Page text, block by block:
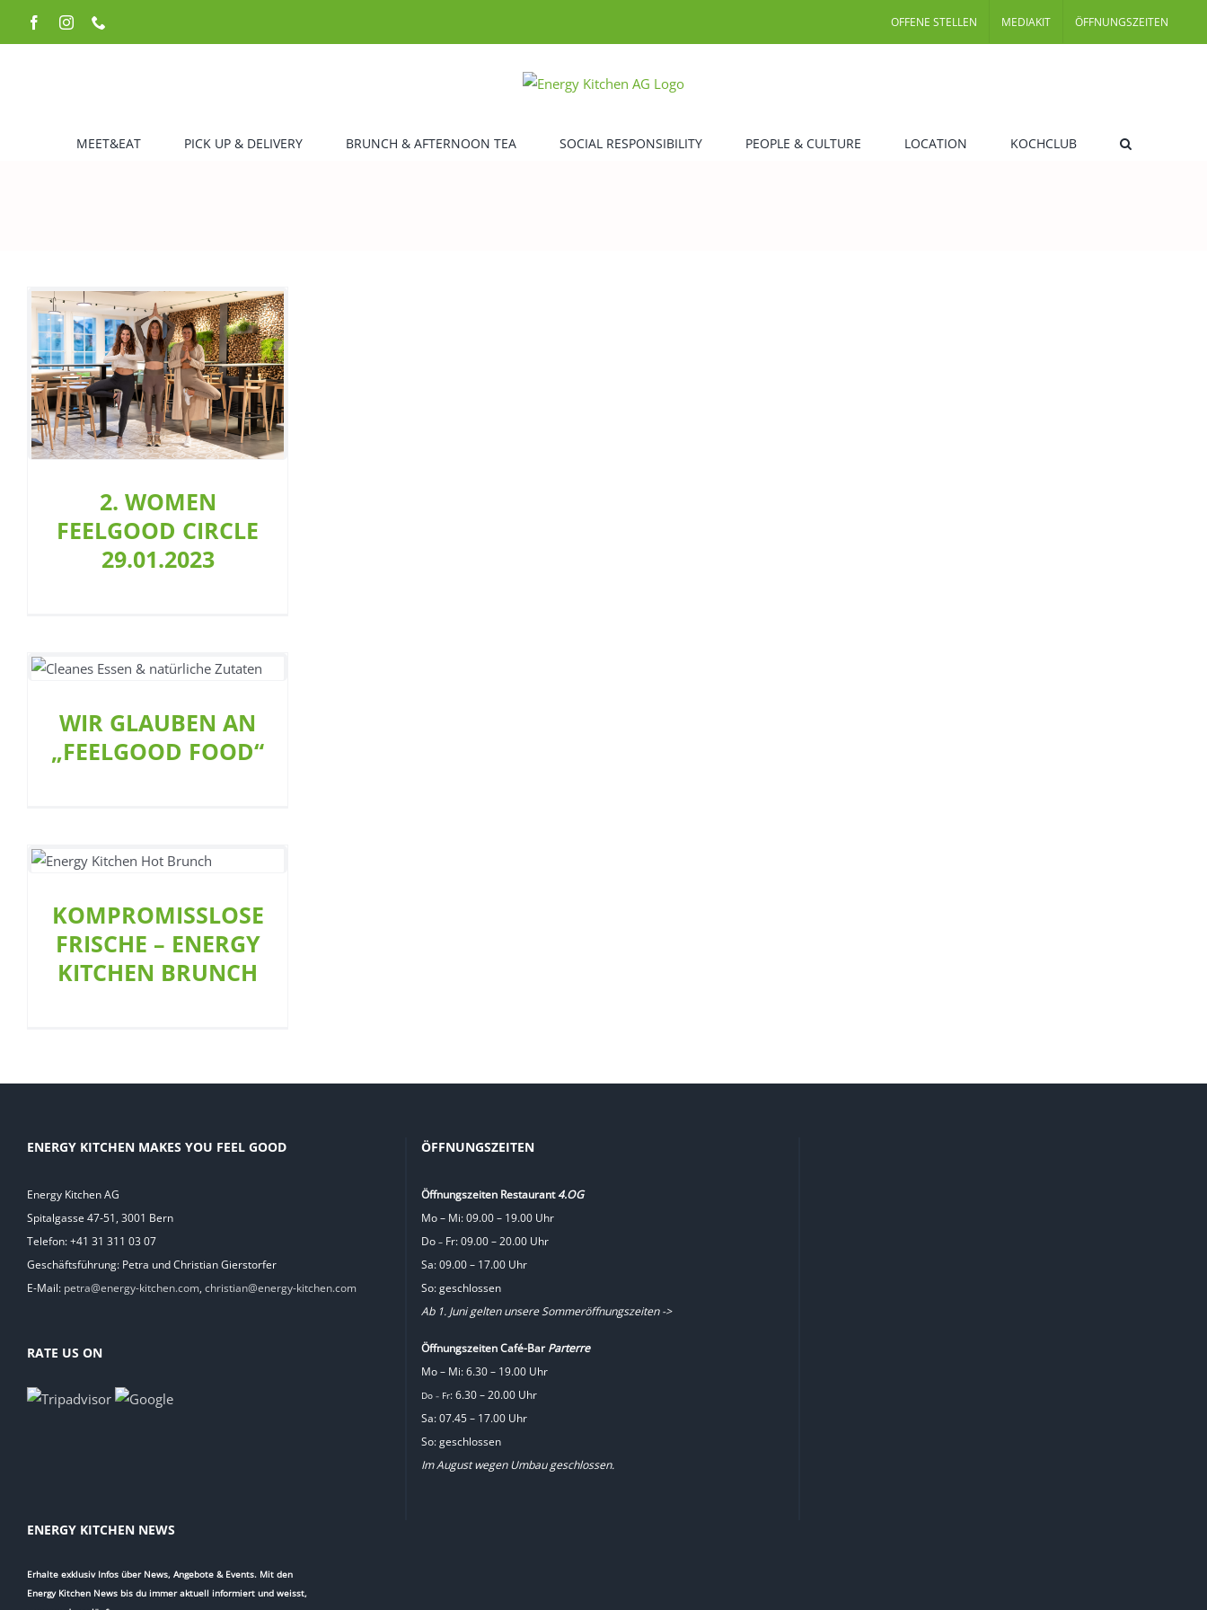
Inhalt
FacebookInstagram OFFENE STELLEN MEDIAKIT ÖFFNUNGSZEITEN
MEET&EAT PICK UP & DELIVERY BRUNCH & AFTERNOON TEA SOCIAL RESPONSIBILITY PEOPLE & CULTURE LOCATION KOCHCLUB
2. WOMEN
FEELGOOD CIRCLE
29.01.2023
WIR GLAUBEN AN
„FEELGOOD FOOD“
KOMPROMISSLOSE
FRISCHE – ENERGY
KITCHEN BRUNCH
ENERGY KITCHEN MAKES YOU FEEL GOOD
Energy Kitchen AG
Spitalgasse 47-51, 3001 Bern
Telefon: +41 31 311 03 07
Geschäftsführung: Petra und Christian Gierstorfer
E-Mail: petra@energy-kitchen.com, christian@energy-kitchen.com
RATE US ON
ÖFFNUNGSZEITEN
Öffnungszeiten Restaurant4.OG
Mo – Mi: 09.00 – 19.00 Uhr
Do –Fr: 09.00 – 20.00 Uhr
Sa: 09.00 – 17.00 Uhr
So: geschlossen
Ab 1. Juni gelten unsere Sommeröffnungszeiten ->
Öffnungszeiten Café-BarParterre
Mo – Mi: 6.30 – 19.00 Uhr
Do –Fr: 6.30 – 20.00 Uhr
Sa: 07.45 – 17.00 Uhr
So: geschlossen
Im August wegen Umbau geschlossen.
ENERGY KITCHEN NEWS
Erhalte exklusiv Infos über News, Angebote & Events. Mit den
Energy Kitchen News bis du immer aktuell informiert und weisst,